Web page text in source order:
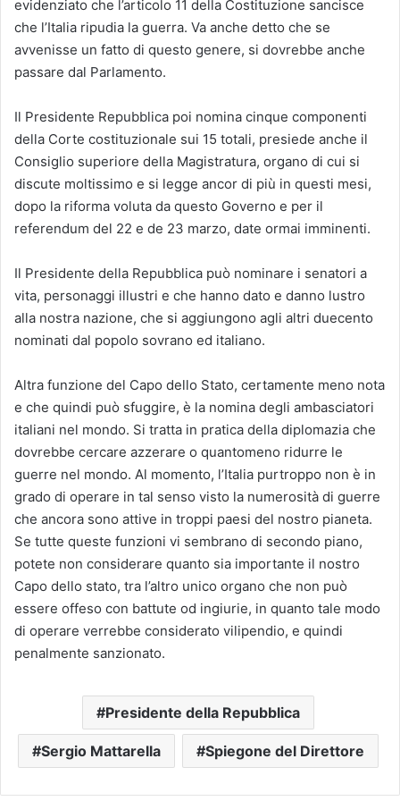
evidenziato che l’articolo 11 della Costituzione sancisce
che l’Italia ripudia la guerra. Va anche detto che se
avvenisse un fatto di questo genere, si dovrebbe anche
passare dal Parlamento.
Il Presidente Repubblica poi nomina cinque componenti
della Corte costituzionale sui 15 totali, presiede anche il
Consiglio superiore della Magistratura, organo di cui si
discute moltissimo e si legge ancor di più in questi mesi,
dopo la riforma voluta da questo Governo e per il
referendum del 22 e de 23 marzo, date ormai imminenti.
Il Presidente della Repubblica può nominare i senatori a
vita, personaggi illustri e che hanno dato e danno lustro
alla nostra nazione, che si aggiungono agli altri duecento
nominati dal popolo sovrano ed italiano.
Altra funzione del Capo dello Stato, certamente meno nota
e che quindi può sfuggire, è la nomina degli ambasciatori
italiani nel mondo. Si tratta in pratica della diplomazia che
dovrebbe cercare azzerare o quantomeno ridurre le
guerre nel mondo. Al momento, l’Italia purtroppo non è in
grado di operare in tal senso visto la numerosità di guerre
che ancora sono attive in troppi paesi del nostro pianeta.
Se tutte queste funzioni vi sembrano di secondo piano,
potete non considerare quanto sia importante il nostro
Capo dello stato, tra l’altro unico organo che non può
essere offeso con battute od ingiurie, in quanto tale modo
di operare verrebbe considerato vilipendio, e quindi
penalmente sanzionato.
Presidente della Repubblica
Sergio Mattarella Spiegone del Direttore